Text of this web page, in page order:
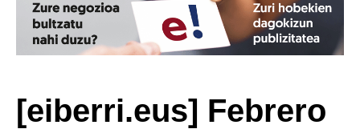
[eiberri.eus] Febrero